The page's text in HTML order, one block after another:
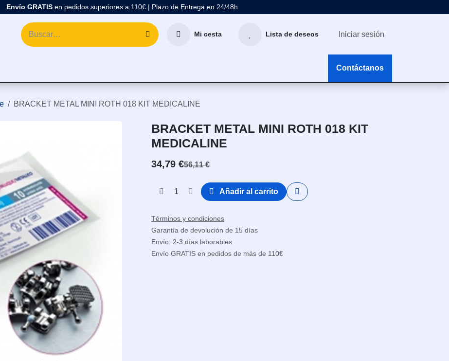
Envío GRATIS en pedidos superiores a 110€ | Plazo de Entrega en 24/48h
Mi cesta Lista de deseos Iniciar sesión
Contáctanos
BRACKET METAL MINI ROTH 018 KIT MEDICALINE
BRACKET METAL MINI ROTH 018 KIT
MEDICALINE
34,79 €56,11€
Añadir al carrito
Términos y condiciones
Garantía de devolución de 15 días
Envío: 2-3 días laborables
Envío GRATIS en pedidos de más de 110€